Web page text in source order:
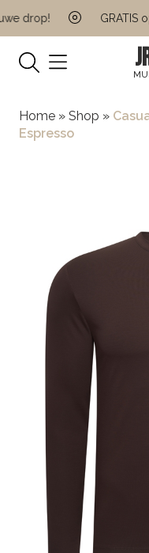
drop! GRATIS
Home » Shop »
Espresso